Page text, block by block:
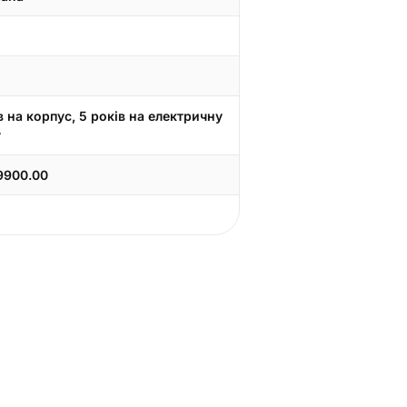
на корпус, 5 років на електричну